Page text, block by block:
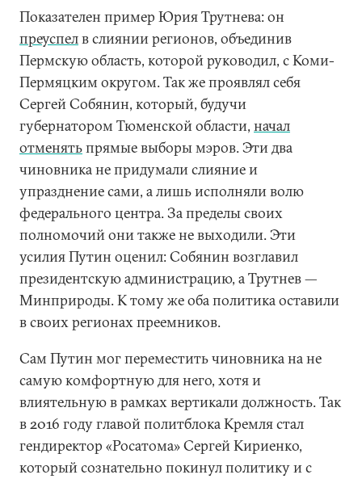
Показателен пример Юрия Трутнева: он
преуспелв слиянии регионов, объединив
Пермскую область, которой руководил, с Коми-
Пермяцким округом. Так же проявлял себя
Сергей Собянин, который, будучи
губернатором Тюменской области, начал
отменятьпрямые выборы мэров. Эти два
чиновника не придумали слияние и
упразднение сами, а лишь исполняли волю
федерального центра. За пределы своих
полномочий они также не выходили. Эти
усилия Путин оценил: Собянин возглавил
президентскую администрацию, а Трутнев —
Минприроды. К тому же оба политика оставили
в своих регионах преемников.
Сам Путин мог переместить чиновника на не
самую комфортную для него, хотя и
влиятельную в рамках вертикали должность. Так
в 2016 году главой политблока Кремля стал
гендиректор «Росатома» Сергей Кириенко,
который сознательно покинул политику и с